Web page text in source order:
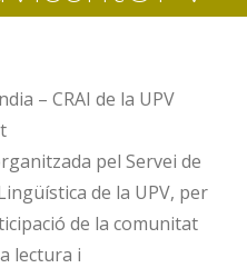
– CRAI de la UPV
pel Servei de
de la UPV, per
de la comunitat
lectura i